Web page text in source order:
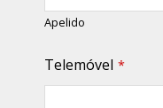
Apelido
Telemóvel *